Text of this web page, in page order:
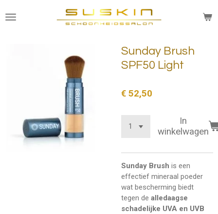
direct
Sunday Brush
SPF50 Light
€ 52,50
In
winkelwagen
Sunday Brush is een
effectief mineraal poeder
wat bescherming biedt
tegen de alledaagse
schadelijke UVA en UVB